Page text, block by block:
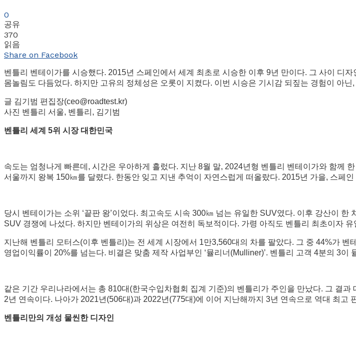
0
공유
370
읽음
Share on Facebook
벤틀리 벤테이가를 시승했다. 2015년 스페인에서 세계 최초로 시승한 이후 9년 만이다. 그 사이 디
몸놀림도 다듬었다. 하지만 고유의 정체성은 오롯이 지켰다. 이번 시승은 기시감 되짚는 경험이 아
글 김기범 편집장(ceo@roadtest.kr)
사진 벤틀리 서울, 벤틀리, 김기범
벤틀리 세계 5위 시장 대한민국
속도는 엄청나게 빠른데, 시간은 우아하게 흘렀다. 지난 8월 말, 2024년형 벤틀리 벤테이가와 함께
서울까지 왕복 150㎞를 달렸다. 한동안 잊고 지낸 추억이 자연스럽게 떠올랐다. 2015년 가을, 스페
당시 벤테이가는 소위 ‘끝판 왕’이었다. 최고속도 시속 300㎞ 넘는 유일한 SUV였다. 이후 강산이
SUV 경쟁에 나섰다. 하지만 벤테이가의 위상은 여전히 독보적이다. 가령 아직도 벤틀리 최초이자
지난해 벤틀리 모터스(이후 벤틀리)는 전 세계 시장에서 1만3,560대의 차를 팔았다. 그 중 44%가
영업이익률이 20%를 넘는다. 비결은 맞춤 제작 사업부인 ‘뮬리너(Mulliner)’. 벤틀리 고객 4분의 3
같은 기간 우리나라에서는 총 810대(한국수입차협회 집계 기준)의 벤틀리가 주인을 만났다. 그 결
2년 연속이다. 나아가 2021년(506대)과 2022년(775대)에 이어 지난해까지 3년 연속으로 역대 최고
벤틀리만의 개성 물씬한 디자인